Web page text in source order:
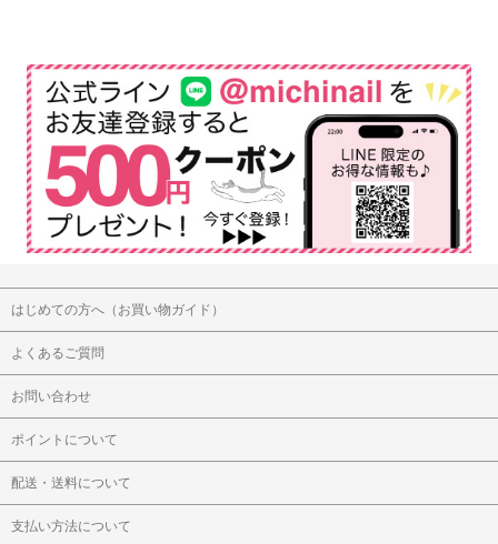
はじめての方へ（お買い物ガイド）
よくあるご質問
お問い合わせ
ポイントについて
配送・送料について
支払い方法について